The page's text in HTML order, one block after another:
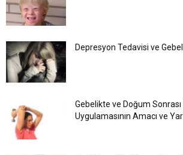
Depresyon Tedavisi ve
Gebelikte ve Doğum
Uygulamasının Amacı ve